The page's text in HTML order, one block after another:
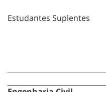
Estudantes Suplentes